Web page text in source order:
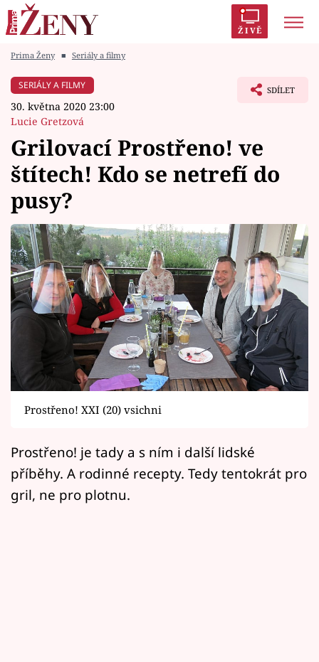
ŽIVĚ
Módní alarm
Témata
Celebrity
Vztahy
Seriály
Horoskopy
Sledujte prima+
Filmový festival Karlovy Vary
Mámy sobě
Přihlášení
Prima Ženy ■ Seriály a filmy
SERIÁLY A FILMY
30. května 2020 23:00
Lucie Gretzová
SDÍLET
Grilovací Prostřeno! ve
štítech! Kdo se netrefí do
pusy?
Prostřeno! XXI (20) vsichni
Prostřeno! je tady a s ním i další lidské
příběhy. A rodinné recepty. Tedy tentokrát pro
gril, ne pro plotnu.